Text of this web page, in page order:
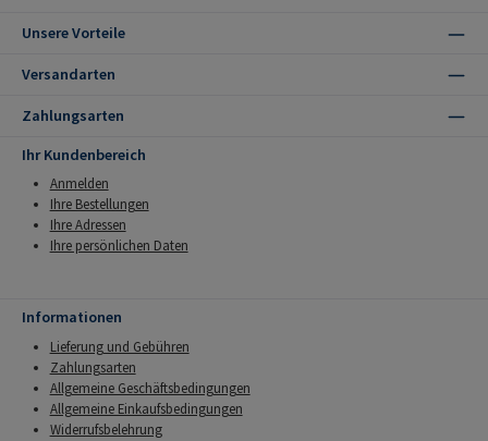
Unsere Vorteile
Versandarten
Zahlungsarten
Ihr Kundenbereich
Anmelden
Ihre Bestellungen
Ihre Adressen
Ihre persönlichen Daten
Informationen
Lieferung und Gebühren
Zahlungsarten
Allgemeine Geschäftsbedingungen
Allgemeine Einkaufsbedingungen
Widerrufsbelehrung